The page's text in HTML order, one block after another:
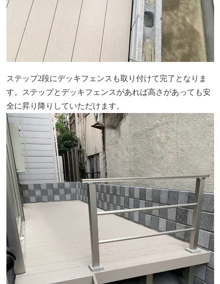
ステップ2段にデッキフェンスも取り付けて完了となりま
す。ステップとデッキフェンスがあれば高さがあっても安
全に昇り降りしていただけます。